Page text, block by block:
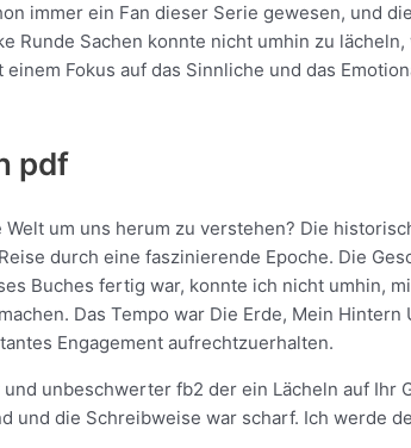
immer ein Fan dieser Serie gewesen, und
Runde Sachen konnte nicht umhin zu
Fokus auf das Sinnliche und das
pdf
um uns herum zu verstehen? Die
durch eine faszinierende Epoche. Die
Buches fertig war, konnte ich nicht umhin,
Das Tempo war Die Erde, Mein Hintern
Engagement aufrechtzuerhalten.
unbeschwerter fb2 der ein Lächeln auf Ihr
und die Schreibweise war scharf. Ich werde